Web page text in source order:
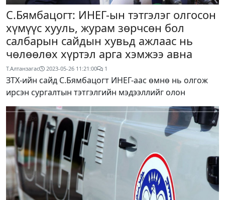
С.Бямбацогт: ИНЕГ-ын тэтгэлэг олгосон
хүмүүс хууль, журам зөрчсөн бол
салбарын сайдын хувьд ажлаас нь
чөлөөлөх хүртэл арга хэмжээ авна
Т.Алтанзагас 2023-05-26 11:21:00 1
ЗТХ-ийн сайд С.Бямбацогт ИНЕГ-аас өмнө нь олгож
ирсэн сургалтын тэтгэлгийн мэдээллийг олон